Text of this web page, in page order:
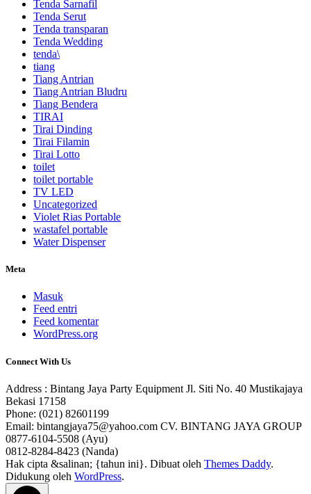
Tenda Sarnafil
Tenda Serut
Tenda transparan
Tenda Wedding
tenda\
tiang
Tiang Antrian
Tiang Antrian Bludru
Tiang Bendera
TIRAI
Tirai Dinding
Tirai Filamin
Tirai Lotto
toilet
toilet portable
TV LED
Uncategorized
Violet Rias Portable
wastafel portable
Water Dispenser
Meta
Masuk
Feed entri
Feed komentar
WordPress.org
Connect With Us
Address : Bintang Jaya Party Equipment Jl. Siti No. 40 Mustikajaya
Bekasi 17158
Phone: (021) 82601199
Email: bintangjaya75@yahoo.com CV. BINTANG JAYA GROUP
0877-6104-5508 (Ayu)
0812-8284-8423 (Nanda)
Hak cipta &salinan; {tahun ini}. Dibuat oleh Themes Daddy.
Didukung oleh WordPress.